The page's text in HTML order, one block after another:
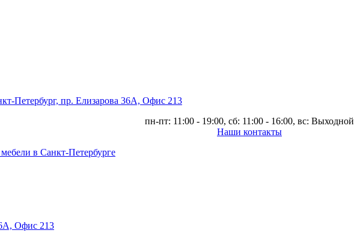
Петербург, пр. Елизарова 36А, Офис 213
пн-пт: 11:00 - 19:00, сб: 11:00 - 16:00, вс: Выходной
Наши контакты
Офис 213